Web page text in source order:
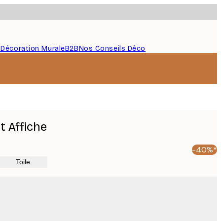
Décoration MuraleB2BNos Conseils Déco
Affiche
-40%*
Toile